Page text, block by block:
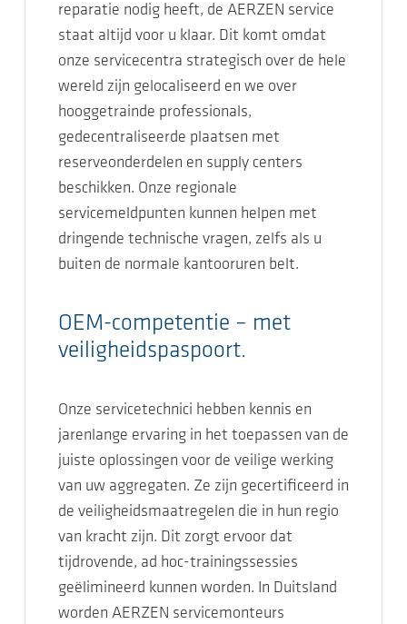
reparatie nodig heeft, de AERZEN service
staat altijd voor u klaar. Dit komt omdat
onze servicecentra strategisch over de hele
wereld zijn gelocaliseerd en we over
hooggetrainde professionals,
gedecentraliseerde plaatsen met
reserveonderdelen en supply centers
beschikken. Onze regionale
servicemeldpunten kunnen helpen met
dringende technische vragen, zelfs als u
buiten de normale kantooruren belt.
OEM-competentie – met
veiligheidspaspoort.
Onze servicetechnici hebben kennis en
jarenlange ervaring in het toepassen van de
juiste oplossingen voor de veilige werking
van uw aggregaten. Ze zijn gecertificeerd in
de veiligheidsmaatregelen die in hun regio
van kracht zijn. Dit zorgt ervoor dat
tijdrovende, ad hoc-trainingssessies
geëlimineerd kunnen worden. In Duitsland
worden AERZEN servicemonteurs